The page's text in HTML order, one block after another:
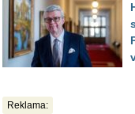
Reklama: